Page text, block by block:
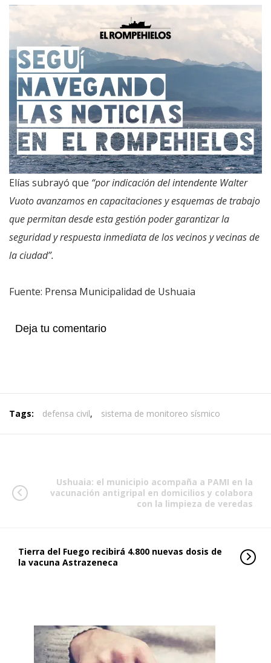
Elías subrayó que “por indicación del intendente Walter
Vuoto avanzamos en capacitaciones y esquemas de trabajo
que permitan desde esta gestión poder garantizar la
seguridad y respuesta inmediata de los vecinos y vecinas de
la ciudad”.
Fuente: Prensa Municipalidad de Ushuaia
Deja tu comentario
Tags: defensa civil, sistema de monitoreo sísmico
Ushuaia: el municipio acompaña a PAMI en la
vacunación antigripal en domicilios y colabora
con la limpieza de veredas
Tierra del Fuego recibirá 4.800 nuevas dosis de
la vacuna Astrazeneca